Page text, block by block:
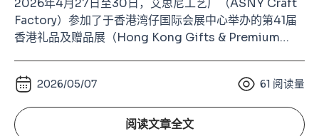
2026年4月27日至30日，艾思尼工艺厂（ASNY Craft
Factory）参加了于香港湾仔国际会展中心举办的第41届
香港礼品及赠品展（Hong Kong Gifts & Premium
品展），香港礼品展长期以来都是全球礼品、纪念品、徽
章、钥匙扣及金属工艺行业的重要交流
2026/05/07 61 阅读量
阅读文章全文